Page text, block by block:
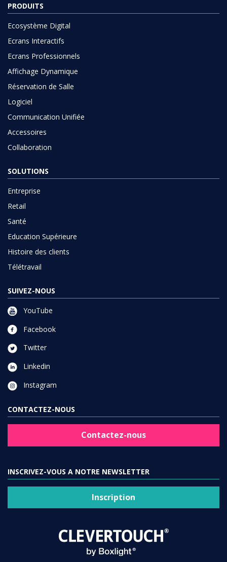
PRODUITS
Ecosystème Digital
Ecrans Interactifs
Ecrans Professionnels
Affichage Dynamique
Réservation de Salle
Logiciel
Communication Unifiée
Accessoires
Collaboration
SOLUTIONS
Entreprise
Retail
Santé
Education Supérieure
Histoire des clients
Télétravail
SUIVEZ-NOUS
YouTube
Facebook
Twitter
Linkedin
Instagram
CONTACTEZ-NOUS
Contactez-nous
INSCRIVEZ-VOUS A NOTRE NEWSLETTER
Inscription